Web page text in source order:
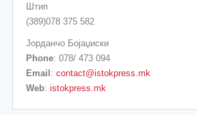
Штип
(389)078 375 582
Јорданчо Бојаџиски
Phone: 078/ 473 094
Email: contact@istokpress.mk
Web: istokpress.mk